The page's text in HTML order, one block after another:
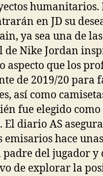
en JD su
ya sea una de
de Nike Jordan
aspecto que los
de 2019/20 para
así como
fue elegido
El diario AS
emisarios hace
padre del jugador y
de explorar la